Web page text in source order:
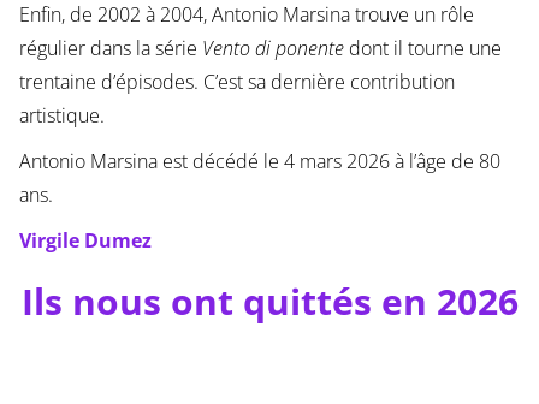
Enfin, de 2002 à 2004, Antonio Marsina trouve un rôle
régulier dans la série Vento di ponentedont il tourne une
trentaine d’épisodes. C’est sa dernière contribution
artistique.
Antonio Marsina est décédé le 4 mars 2026 à l’âge de 80
ans.
Virgile Dumez
Ils nous ont quittés en 2026